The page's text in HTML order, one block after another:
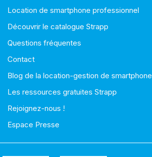
Location de smartphone professionnel
Découvrir le catalogue Strapp
Questions fréquentes
Contact
Blog de la location-gestion de smartphone
Les ressources gratuites Strapp
Rejoignez-nous !
Espace Presse